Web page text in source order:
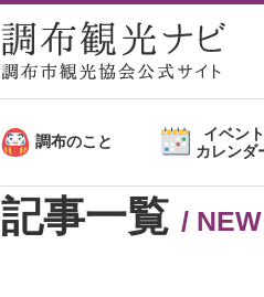
調布のこと
イベント
カレンダ
記事一覧 /